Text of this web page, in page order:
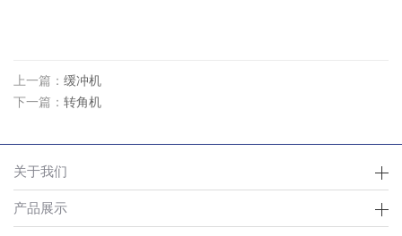
上一篇： 缓冲机
下一篇： 转角机
关于我们
产品展示